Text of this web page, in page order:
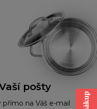
pošty
na Váš e-mail